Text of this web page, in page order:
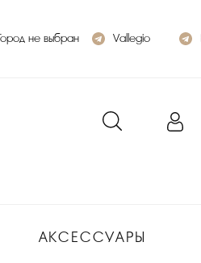
не выбран
Vallegio
АКСЕССУАРЫ